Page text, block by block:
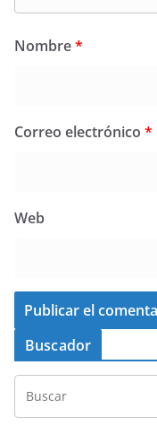
Nombre*
Correo electrónico *
Web
Buscador